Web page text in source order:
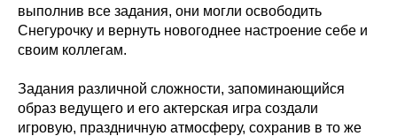
выполнив все задания, они могли освободить
Снегурочку и вернуть новогоднее настроение себе и
своим коллегам.
Задания различной сложности, запоминающийся
образ ведущего и его актерская игра создали
игровую, праздничную атмосферу, сохранив в то же